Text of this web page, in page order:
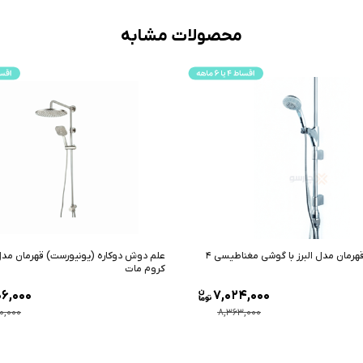
محصولات مشابه
(یونیورست) قهرمان مدل پارسه
24,770,000
20,806,000
شیر دوش شادان مدل فیروزه طلایی